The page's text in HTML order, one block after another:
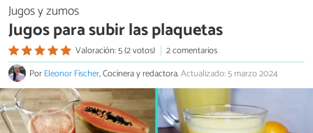
Jugos y zumos
Jugos para subir las plaquetas
Valoración: 5 (2 votos)
2 comentarios
PorEleonor Fischer, Cocinera y redactora.Actualizado: 5 marzo 2024